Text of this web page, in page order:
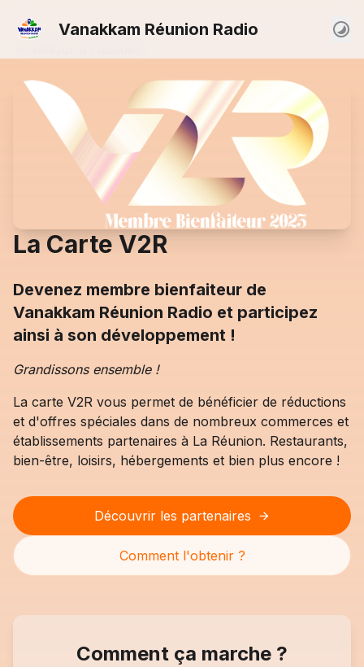
Vanakkam Réunion Radio
La Carte V2R
Devenez membre bienfaiteur de
Vanakkam Réunion Radio et participez
ainsi à son développement !
Grandissons ensemble !
La carte V2R vous permet de bénéficier de réductions
et d'offres spéciales dans de nombreux commerces et
établissements partenaires à La Réunion. Restaurants,
bien-être, loisirs, hébergements et bien plus encore !
Découvrir les partenaires
Comment l'obtenir ?
Comment ça marche ?